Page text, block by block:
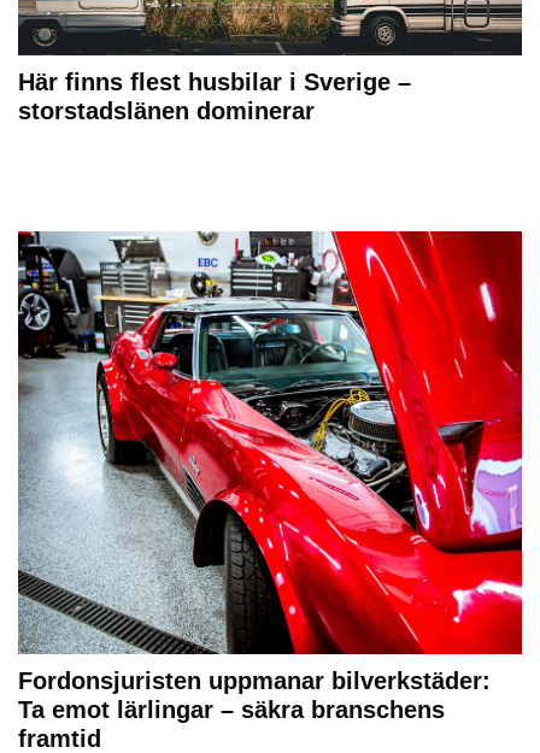
Här finns flest husbilar i Sverige –
storstadslänen dominerar
Fordonsjuristen uppmanar bilverkstäder:
Ta emot lärlingar – säkra branschens
framtid